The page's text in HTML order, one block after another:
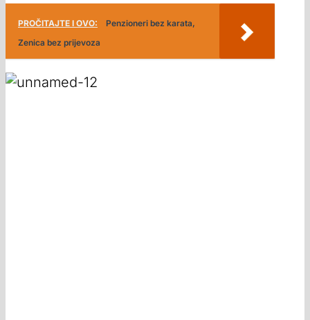
PROČITAJTE I OVO:
Penzioneri bez karata,
Zenica bez prijevoza